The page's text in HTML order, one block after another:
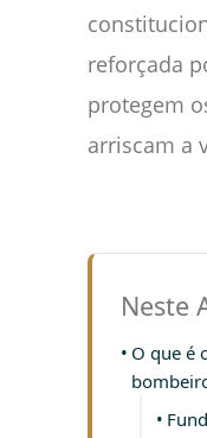
reforçada
protegem
arriscam a
Neste
O que é